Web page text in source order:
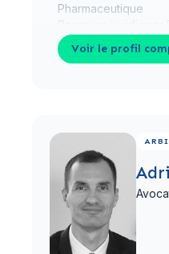
Pharmaceutique
Émirats arabes unis,
Voir le profil